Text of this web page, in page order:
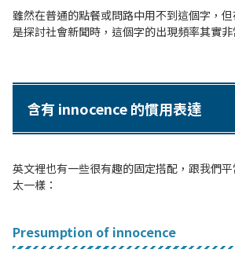
雖然在普通的點餐或問路中用不到這個字，
是探討社會新聞時，這個字的出現頻率其實非
含有 innocence 的慣用表達
英文裡也有一些很有趣的固定搭配，跟我們
太一樣：
Presumption of innocence